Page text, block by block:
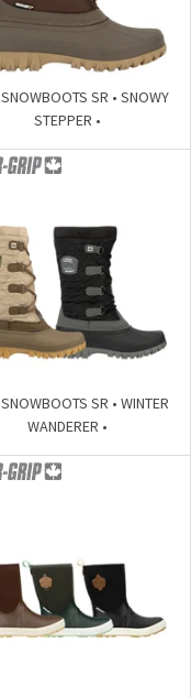
SNOWBOOTS SR • SNOWY
STEPPER •
SNOWBOOTS SR • WINTER
WANDERER •